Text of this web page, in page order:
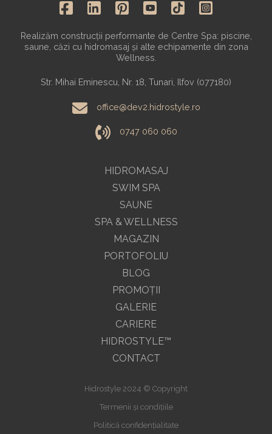
HIDROMASAJ
SWIM SPA
SAUNE
SPA & WELLNESS
MAGAZIN
Realizăm construcții performante de Centre Spa: piscine,
saune, căzi cu hidromasaj și alte echipamente din zona
Wellness.
Str. Mihai Eminescu, Nr. 18, Tunari, Ilfov (077180)
office@dev2.hidrostyle.ro
0747 060 060
PORTOFOLIU
BLOG
PROMOŢII
GALERIE
CARIERE
HIDROSTYLE™
CONTACT
Hidrostyle 2024 © Copyright
Termenii și condițiile
Politică confidențialitate